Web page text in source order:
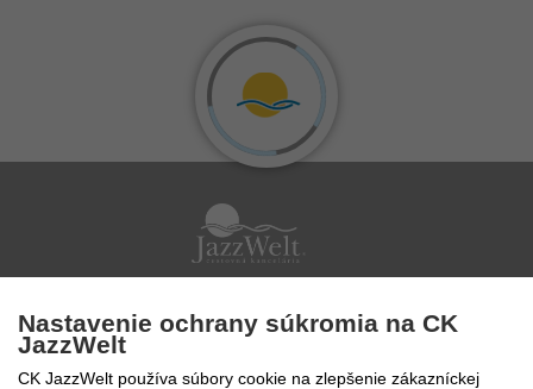
Po - Pi 9 - 17 hod
0850 777 888
Nastavenie ochrany súkromia na CK
JazzWelt
CK JazzWelt používa súbory cookie na zlepšenie zákazníckej